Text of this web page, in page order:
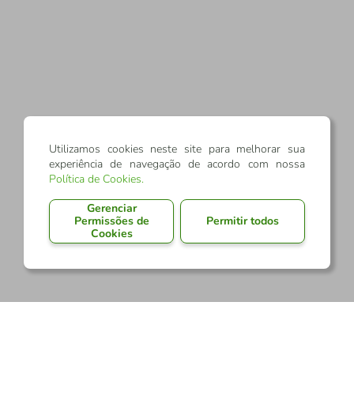
Utilizamos cookies neste site para melhorar sua
experiência de navegação de acordo com nossa
Política de Cookies.
Gerenciar
Permissões de
Cookies
Permitir todos